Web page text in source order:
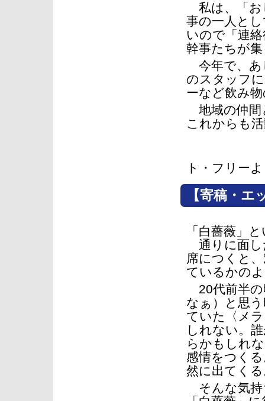
私は、「お
事の一人と
いので「連
幹事たちが
今年で、あ
のスタッフ
ーなど飲み
地域の仲間
これからも
ト・フリー
【寄稿・
「白薔薇」
通りに面し
席につくと
ているかの
20代前半の
なぁ）と思
ていた〈メ
しれない。
らかもしれ
感情をつく
然に出てく
そんな気持